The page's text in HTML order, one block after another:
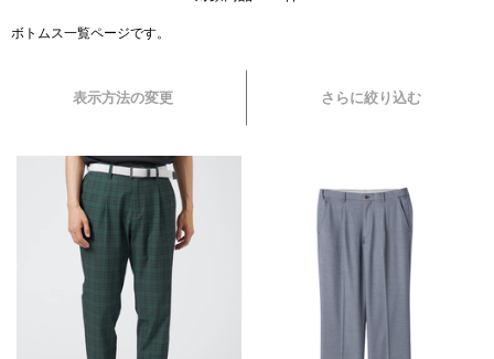
ボトムス一覧ページです。
表示方法の変更 さらに絞り込む